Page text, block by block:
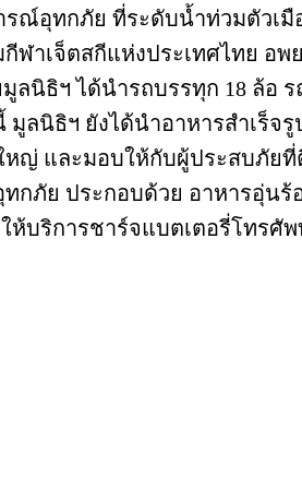
ณ์อุทกภัย ที่ระดับน้ำท่วมตัวเ
ฬาเจ็ตสกีแห่งประเทศไทย อ
ลนิธิฯ ได้นำรถบรรทุก 18 ล้อ
มูลนิธิฯ ยังได้นำอาหารสำเร็
ญ่ และมอบให้กับผู้ประสบภัย
ภัย ประกอบด้วย อาหารอุ่นร้อ
ห้บริการชาร์จแบตเตอรี่โทรศั